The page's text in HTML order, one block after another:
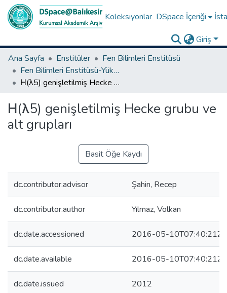
Koleksiyonlar DSpace İçeriği
Giriş
Ana Sayfa
Enstitüler
Fen Bilimleri Enstitüsü
Fen Bilimleri Enstitüsü-Yüksek Lisans Tezleri
Η(λ5) genişletilmiş Hecke grubu ve alt grupları
Η(λ5) genişletilmiş Hecke grubu ve
alt grupları
Basit Öğe Kaydı
dc.contributor.advisor Şahin, Recep
dc.contributor.author Yılmaz, Volkan
dc.date.accessioned 2016-05-10T07:40:21Z
dc.date.available 2016-05-10T07:40:21Z
dc.date.issued 2012